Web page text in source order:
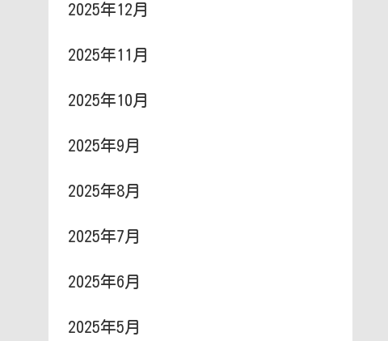
2025年12月
2025年11月
2025年10月
2025年9月
2025年8月
2025年7月
2025年6月
2025年5月